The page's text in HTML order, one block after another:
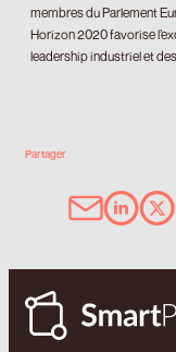
membres du Parlement
Horizon 2020 favorise
leadership industriel et
Partager